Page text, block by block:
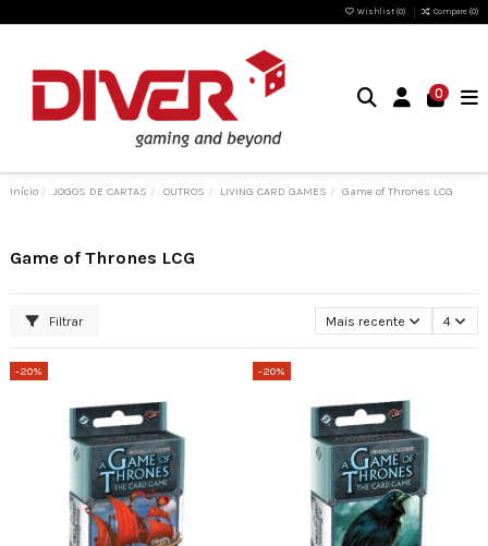
Wishlist (0) Compare (0)
0
Início JOGOS DE CARTAS OUTROS LIVING CARD GAMES Game of Thrones LCG
Game of Thrones LCG
Filtrar Mais recente 4
-20% -20%